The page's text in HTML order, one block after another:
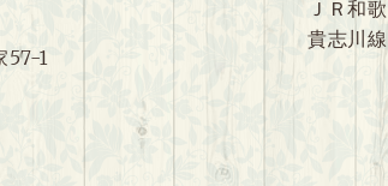
57-1
ＪＲ和歌
貴志川線